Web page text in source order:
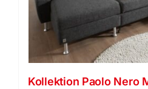
Vela
himolla
Kollektion Paolo Nero